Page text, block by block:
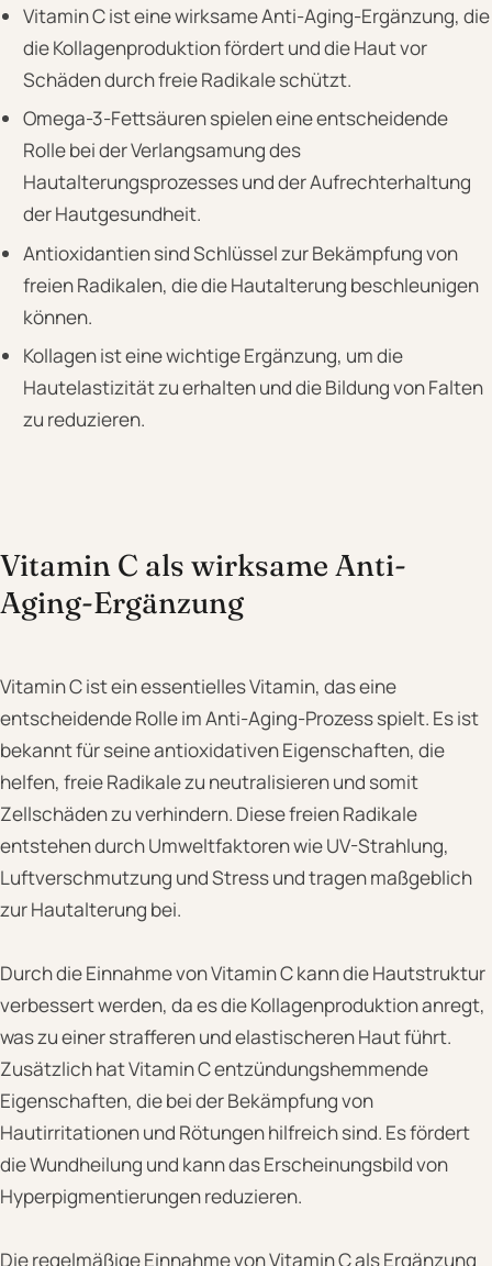
Vitamin C ist eine wirksame Anti-Aging-Ergänzung, die
die Kollagenproduktion fördert und die Haut vor
Schäden durch freie Radikale schützt.
Omega-3-Fettsäuren spielen eine entscheidende
Rolle bei der Verlangsamung des
Hautalterungsprozesses und der Aufrechterhaltung
der Hautgesundheit.
Antioxidantien sind Schlüssel zur Bekämpfung von
freien Radikalen, die die Hautalterung beschleunigen
können.
Kollagen ist eine wichtige Ergänzung, um die
Hautelastizität zu erhalten und die Bildung von Falten
zu reduzieren.
Vitamin C als wirksame Anti-
Aging-Ergänzung
Vitamin C ist ein essentielles Vitamin, das eine
entscheidende Rolle im Anti-Aging-Prozess spielt. Es ist
bekannt für seine antioxidativen Eigenschaften, die
helfen, freie Radikale zu neutralisieren und somit
Zellschäden zu verhindern. Diese freien Radikale
entstehen durch Umweltfaktoren wie UV-Strahlung,
Luftverschmutzung und Stress und tragen maßgeblich
zur Hautalterung bei.
Durch die Einnahme von Vitamin C kann die Hautstruktur
verbessert werden, da es die Kollagenproduktion anregt,
was zu einer strafferen und elastischeren Haut führt.
Zusätzlich hat Vitamin C entzündungshemmende
Eigenschaften, die bei der Bekämpfung von
Hautirritationen und Rötungen hilfreich sind. Es fördert
die Wundheilung und kann das Erscheinungsbild von
Hyperpigmentierungen reduzieren.
Die regelmäßige Einnahme von Vitamin C als Ergänzung